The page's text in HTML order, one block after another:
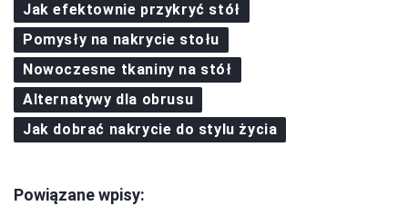
Jak efektownie przykryć stół
Pomysły na nakrycie stołu
Nowoczesne tkaniny na stół
Alternatywy dla obrusu
Jak dobrać nakrycie do stylu życia
Powiązane wpisy: